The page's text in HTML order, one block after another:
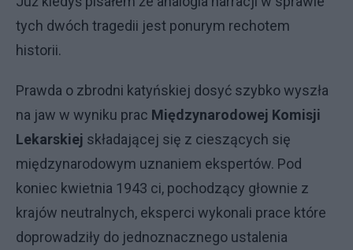
tych dwóch tragedii jest ponurym rechotem
historii.
Prawda o zbrodni katyńskiej dosyć szybko wyszła
na jaw w wyniku prac Międzynarodowej Komisji
Lekarskiej składającej się z cieszących się
międzynarodowym uznaniem ekspertów. Pod
koniec kwietnia 1943 ci, pochodzący głownie z
krajów neutralnych, eksperci wykonali prace które
doprowadziły do jednoznacznego ustalenia